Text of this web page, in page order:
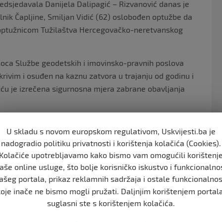
Danijela Dalipagić – Rizvanović danas je
Čapljine, Smiljan Vidić (62) oslobođen optužbe da
Tužilaštva Hercegovačko-neretvanskog
Službe geodetskih i imovinsko-pravnih poslova
i osuđen na kaznu zatvora u trajanju od godinu i
je izrečena sigurnosna mjera zabrane obavljanja
Zloupotreba položaja ili ovlasti iz čl. 383. st. 3. u
Zloupotreba položaja ili ovlasti iz čl. 383. st. 3. u vezi
2015. godine na području općine Čapljina,
na način da su u to vrijeme još neregistriranoj
zemljište na području Čapljine, te time kupcu
U skladu s novom europskom regulativom, Uskvijesti.ba je
nadogradio politiku privatnosti i korištenja kolačića (Cookies).
Kolačiće upotrebljavamo kako bismo vam omogućili korištenje
online usluge, što bolje korisničko iskustvo i
portala, prikaz reklamnih sadržaja i ostale
inače ne bismo mogli pružati. Daljnjim korištenjem
suglasni ste s korištenjem kolačića.